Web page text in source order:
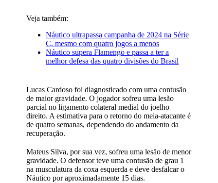
Veja também:
Náutico ultrapassa campanha de 2024 na Série
C, mesmo com quatro jogos a menos
Náutico supera Flamengo e passa a ter a
melhor defesa das quatro divisões do Brasil
Lucas Cardoso foi diagnosticado com uma contusão
de maior gravidade. O jogador sofreu uma lesão
parcial no ligamento colateral medial do joelho
direito. A estimativa para o retorno do meia-atacante é
de quatro semanas, dependendo do andamento da
recuperação.
Mateus Silva, por sua vez, sofreu uma lesão de menor
gravidade. O defensor teve uma contusão de grau 1
na musculatura da coxa esquerda e deve desfalcar o
Náutico por aproximadamente 15 dias.